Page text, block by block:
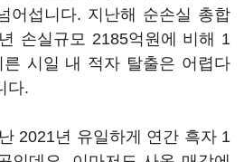
어섭니다. 지난해 순손실 총합
손실규모 2185억원에 비해 1
시일 내 적자 탈출은 어렵다
다.
2021년 유일하게 연간 흑자 1